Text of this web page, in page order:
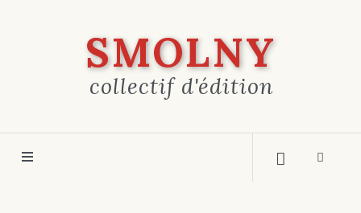
SMOLNY
collectif d'édition